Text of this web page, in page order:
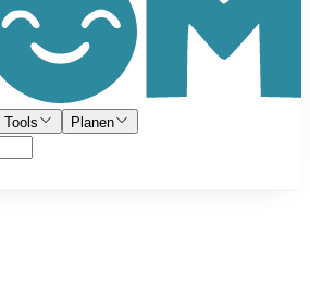
Tools Planen